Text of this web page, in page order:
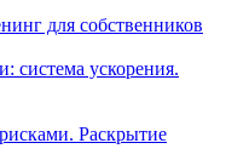
для собственников
система ускорения.
Раскрытие